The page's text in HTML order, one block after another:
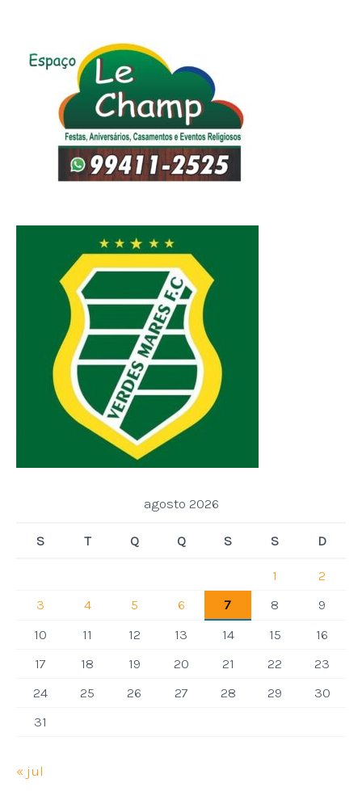
agosto 2026
S T Q Q S S D
1
2
3
4 5 6 7 8
9
10
11 12 13 14 15
16
17
18 19 20 21 22
23
24
25 26 27 28 29
30
31
« jul